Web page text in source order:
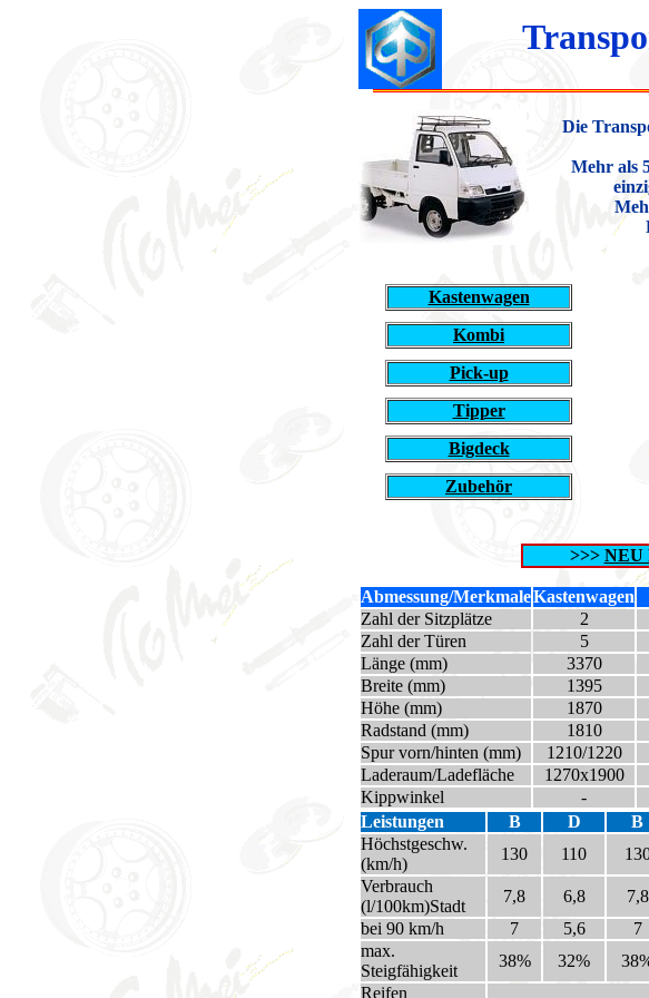
Die
Mehr als
Kastenwagen
Kombi
Pick-up
Tipper
Bigdeck
Zubehör
>>> NEU
Abmessung/MerkmaleKastenwagen
Zahl der Sitzplätze
2
Zahl der Türen
5
Länge (mm)
3370
Breite (mm)
1395
Höhe (mm)
1870
Radstand (mm)
1810
Spur vorn/hinten (mm)
1210/1220
Laderaum/Ladefläche
1270x1900
Kippwinkel
-
Leistungen
B D B
Höchstgeschw.
(km/h)
130 110
Verbrauch
(l/100km)Stadt
7,8 6,8 7,8
bei 90 km/h
7 5,6 7
max.
Steigfähigkeit
38% 32%
Reifen